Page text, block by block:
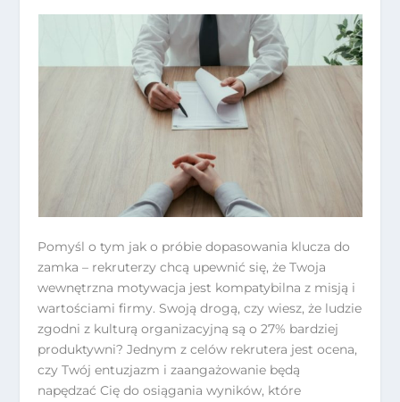
Pomyśl o tym jak o próbie dopasowania klucza do
zamka – rekruterzy chcą upewnić się, że Twoja
wewnętrzna motywacja jest kompatybilna z misją i
wartościami firmy. Swoją drogą, czy wiesz, że ludzie
zgodni z kulturą organizacyjną są o 27% bardziej
produktywni? Jednym z celów rekrutera jest ocena,
czy Twój entuzjazm i zaangażowanie będą
napędzać Cię do osiągania wyników, które